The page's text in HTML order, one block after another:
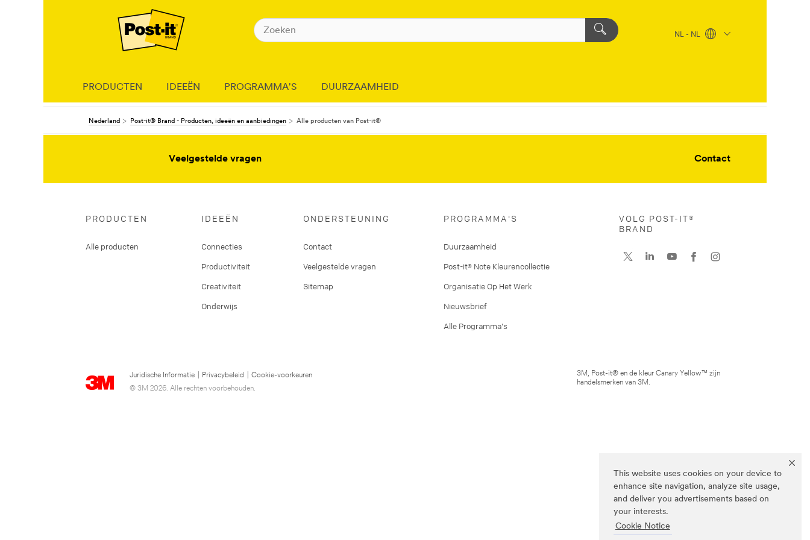
This website uses cookies on your device to
enhance site navigation, analyze site usage,
and deliver you advertisements based on
your interests.
Cookie Notice
NL - NL
PRODUCTEN IDEEËN PROGRAMMA'S DUURZAAMHEID
Nederland Post-it® Brand - Producten, ideeën en aanbiedingen Alle producten van Post-it®
Veelgestelde vragen Contact
PRODUCTEN
Alle producten
IDEEËN
Connecties
Productiviteit
Creativiteit
Onderwijs
ONDERSTEUNING
Contact
Veelgestelde vragen
Sitemap
PROGRAMMA'S
Duurzaamheid
Post-it® Note Kleurencollectie
Organisatie Op Het Werk
Nieuwsbrief
Alle Programma's
Juridische Informatie Privacybeleid
Cookie-voorkeuren
© 3M 2026. Alle rechten voorbehouden.
VOLG POST-IT®
BRAND
3M, Post-it® en de kleur Canary Yellow™ zijn
handelsmerken van 3M.